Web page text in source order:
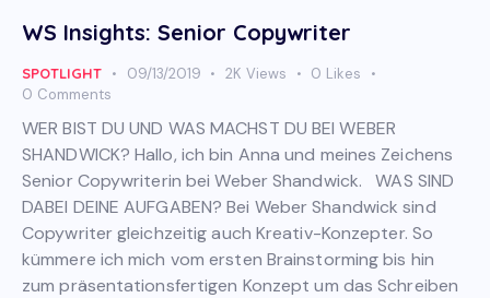
WS Insights: Senior Copywriter
SPOTLIGHT 09/13/2019 2K Views 0 Likes
0 Comments
WER BIST DU UND WAS MACHST DU BEI WEBER
SHANDWICK? Hallo, ich bin Anna und meines Zeichens
Senior Copywriterin bei Weber Shandwick. WAS SIND
DABEI DEINE AUFGABEN? Bei Weber Shandwick sind
Copywriter gleichzeitig auch Kreativ-Konzepter. So
kümmere ich mich vom ersten Brainstorming bis hin
zum präsentationsfertigen Konzept um das Schreiben